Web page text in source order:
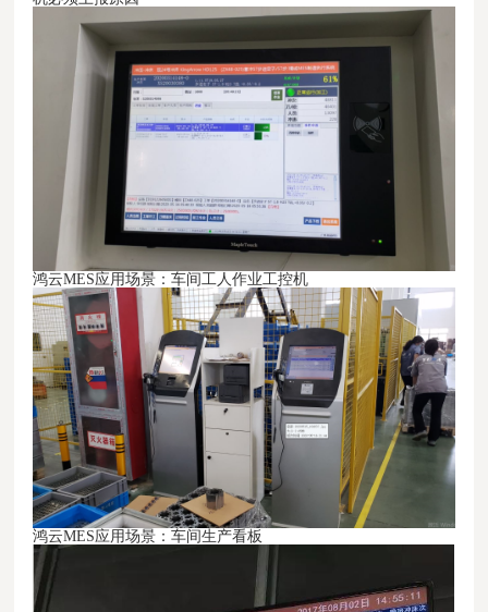
鸿云MES应用场景：车间工人作业工控机
鸿云MES应用场景：车间生产看板